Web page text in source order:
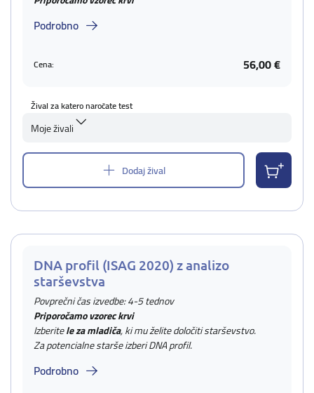
Podrobno
Cena: 56,00 €
Žival za katero naročate test
Moje živali
Dodaj žival
DNA profil (ISAG 2020) z analizo
starševstva
Povprečni čas izvedbe: 4-5 tednov
Priporočamo vzorec krvi
Izberitele za mladiča, ki mu želite določiti starševstvo.
Za potencialne starše izberi DNA profil.
Podrobno